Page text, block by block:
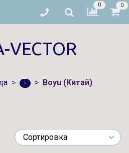
0 0
VECTOR
- Boyu (Китай)